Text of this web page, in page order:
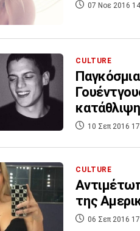
07 Νοε 2016
CULTURE
10 Σεπ 2016
CULTURE
της
06 Σεπ 2016